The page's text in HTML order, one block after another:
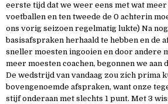
eerste tijd dat we weer eens met wat meer
voetballen en ten tweede de 0 achterin
ons vorig seizoen regelmatig lukte) Na
basisafspraken herhaald te hebben en de
sneller moesten ingooien en door andere
meer moesten coachen, begonnen we aan
De wedstrijd van vandaag zou zich prima
bovengenoemde afspraken, want onze
stijf onderaan met slechts 1 punt. Met 3